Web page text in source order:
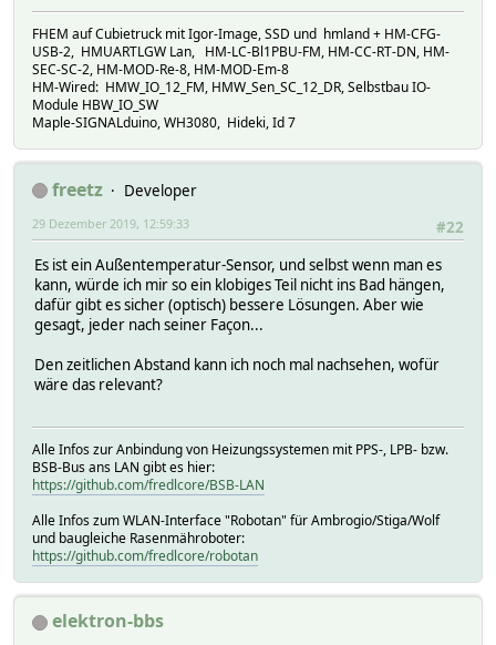
FHEM auf Cubietruck mit Igor-Image, SSD und hmland + HM-CFG-
USB-2, HMUARTLGW Lan, HM-LC-Bl1PBU-FM, HM-CC-RT-DN, HM-
SEC-SC-2, HM-MOD-Re-8, HM-MOD-Em-8
HM-Wired: HMW_IO_12_FM, HMW_Sen_SC_12_DR, Selbstbau IO-
Module HBW_IO_SW
Maple-SIGNALduino, WH3080, Hideki, Id 7
freetz
Developer
#22
29 Dezember 2019, 12:59:33
Es ist ein Außentemperatur-Sensor, und selbst wenn man es
kann, würde ich mir so ein klobiges Teil nicht ins Bad hängen,
dafür gibt es sicher (optisch) bessere Lösungen. Aber wie
gesagt, jeder nach seiner Façon...
Den zeitlichen Abstand kann ich noch mal nachsehen, wofür
wäre das relevant?
Alle Infos zur Anbindung von Heizungssystemen mit PPS-, LPB- bzw.
BSB-Bus ans LAN gibt es hier:
https://github.com/fredlcore/BSB-LAN
Alle Infos zum WLAN-Interface "Robotan" für Ambrogio/Stiga/Wolf
und baugleiche Rasenmähroboter:
https://github.com/fredlcore/robotan
elektron-bbs